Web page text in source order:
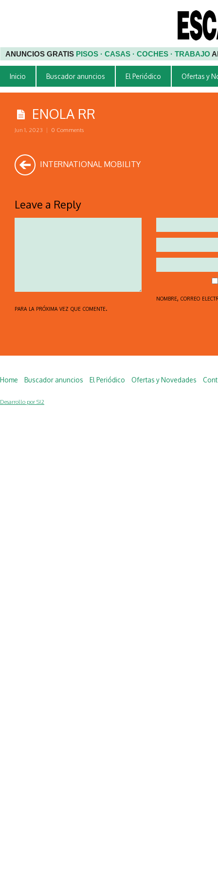
ANUNCIOS GRATIS PISOS · CASAS · COCHES · TRABAJO
Inicio Buscador anuncios El Periódico Ofertas y
ENOLA RR
Jun 1, 2023 | 0 Comments
INTERNATIONAL MOBILITY
Leave a Reply
nombre, correo
para la próxima vez que comente.
Home Buscador anuncios El Periódico Ofertas y Novedades
Desarrollo por SI2